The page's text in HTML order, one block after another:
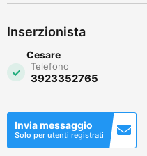
Inserzionista
Cesare
Telefono
3923352765
Invia messaggio
Solo per utenti registrati